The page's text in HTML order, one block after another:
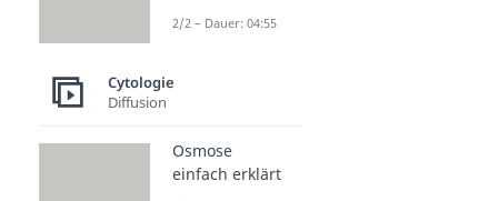
2/2 – Dauer: 04:55
Cytologie
Diffusion
Osmose
einfach erklärt